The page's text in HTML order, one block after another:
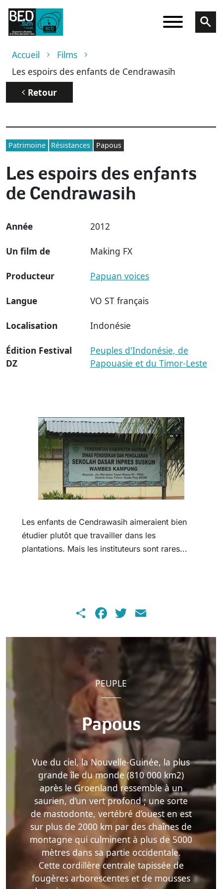
Aller au contenu principal
Fil d'Ariane
Accueil
Films
Les espoirs des enfants de Cendrawasih
Retour
Patrimoine Résistances Papous
Les espoirs des enfants
de Cendrawasih
Année 2012
Un film de Making FX
Producteur Papuan voices
Langue VO ST français
Localisation Indonésie
Édition Festival
DZ
Peuples d'Indonésie, de
Papouasie et du Timor-Leste
Les enfants de Cendrawasih aimeraient bien
étudier plutôt que travailler dans les
plantations. Mais les instituteurs sont rares...
ShareFacebook
Twitter
PEUPLE
Papous
Vue du ciel, la Nouvelle-Guinée, la plus
grande île du monde (810 000 km2)
après le Groenland ressemble à un
saurien, d’un vert profond ; une sorte
de mastodonte, vertébré d’ouest en est
sur plus de 2000 km par des chaînes de
montagne qui culminent à plus de 5000
mètres dans sa partie occidentale.
Cette cordillère centrale tapissée de
fougères arborescentes et de mousses